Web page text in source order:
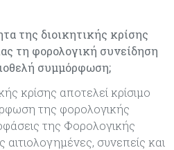
της διοικητικής κρίσης
τη φορολογική συνείδηση
συμμόρφωση;
κρίσης αποτελεί κρίσιμο
της φορολογικής
της Φορολογικής
αιτιολογημένες, συνεπείς και